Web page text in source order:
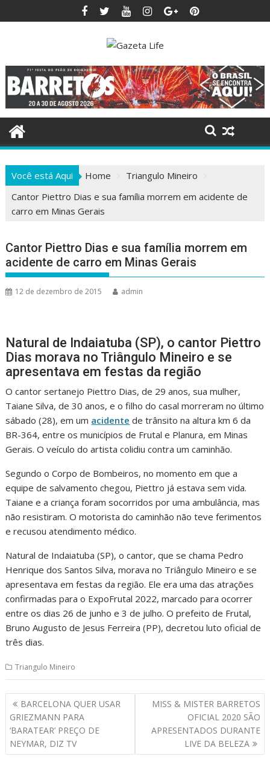
to
Você está Aqui Home
Triangulo Mineiro
Cantor Piettro Dias e sua família morrem em acidente de
carro em Minas Gerais
Cantor Piettro Dias e sua família morrem em
acidente de carro em Minas Gerais
12 de dezembro de 2015 admin
Natural de Indaiatuba (SP), o cantor Piettro
Dias morava no Triângulo Mineiro e se
apresentava em festas da região
O cantor sertanejo Piettro Dias, de 29 anos, sua mulher,
Taiane Silva, de 30 anos, e o filho do casal morreram no último
sábado (28), em um acidente de trânsito na altura km 6 da
BR-364, entre os municípios de Frutal e Planura, em Minas
Gerais. O veículo do artista colidiu contra um caminhão.
Segundo o Corpo de Bombeiros, no momento em que a
equipe de salvamento chegou, Piettro já estava sem vida.
Taiane e a criança foram socorridos por uma ambulância, mas
não resistiram. O motorista do caminhão não teve ferimentos
e recusou atendimento médico.
Natural de Indaiatuba (SP), o cantor, que se chama Pedro
Henrique dos Santos Silva, morava no Triângulo Mineiro e se
apresentava em festas da região. Ele era uma das atrações
confirmadas para o ExpoFrutal 2022, marcado para ocorrer
entre os dias 26 de junho e 3 de julho. O prefeito de Frutal,
Bruno Augusto de Jesus Ferreira (PP), decretou luto oficial de
três dias.
Triangulo Mineiro
Navegação
de
Post
BARCELONA QUER USAR
GRIEZMANN PARA
‘BARATEAR’ PREÇO DE
NEYMAR, DIZ TV
MISS & MISTER BARRETOS
OFICIAL 2020 SÃO
APRESENTADOS DURANTE
LIVE DA BELEZA